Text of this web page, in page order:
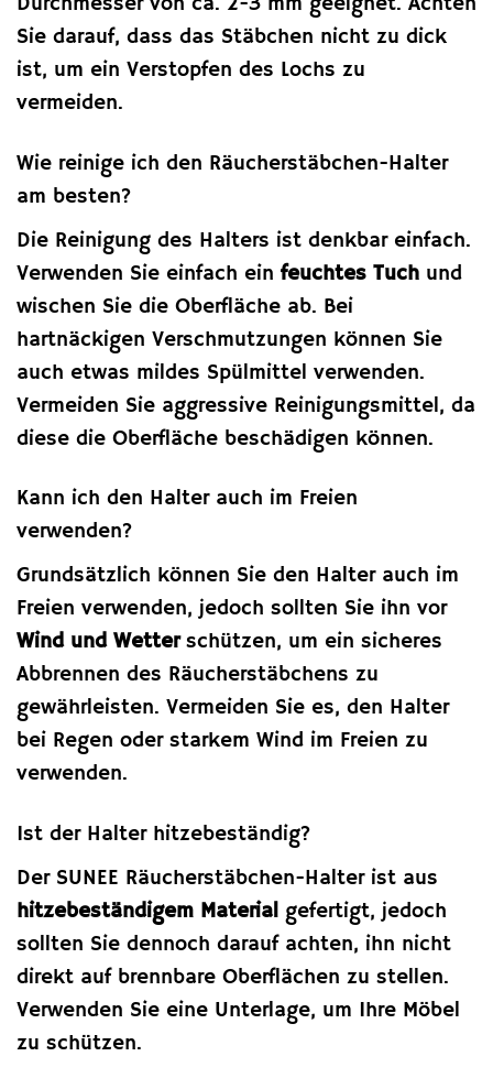
Sie darauf, dass das Stäbchen nicht zu dick
ist, um ein Verstopfen des Lochs zu
vermeiden.
Wie reinige ich den Räucherstäbchen-Halter
am besten?
Die Reinigung des Halters ist denkbar einfach.
Verwenden Sie einfach ein feuchtes Tuch und
wischen Sie die Oberfläche ab. Bei
hartnäckigen Verschmutzungen können Sie
auch etwas mildes Spülmittel verwenden.
Vermeiden Sie aggressive Reinigungsmittel, da
diese die Oberfläche beschädigen können.
Kann ich den Halter auch im Freien
verwenden?
Grundsätzlich können Sie den Halter auch im
Freien verwenden, jedoch sollten Sie ihn vor
Wind und Wetterschützen, um ein sicheres
Abbrennen des Räucherstäbchens zu
gewährleisten. Vermeiden Sie es, den Halter
bei Regen oder starkem Wind im Freien zu
verwenden.
Ist der Halter hitzebeständig?
Der SUNEE Räucherstäbchen-Halter ist aus
hitzebeständigem Material gefertigt, jedoch
sollten Sie dennoch darauf achten, ihn nicht
direkt auf brennbare Oberflächen zu stellen.
Verwenden Sie eine Unterlage, um Ihre Möbel
zu schützen.